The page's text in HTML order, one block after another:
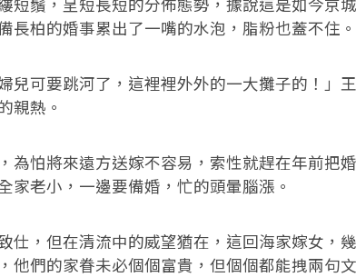
短鬚，呈短長短的分佈態勢，據說這是如今京
長柏的婚事累出了一嘴的水泡，脂粉也蓋不住。
可要跳河了，這裡裡外外的一大攤子的！」
親熱。
怕將來遠方送嫁不容易，索性就趕在年前把
家老小，一邊要備婚，忙的頭暈腦漲。
，但在清流中的威望猶在，這回海家嫁女，
他們的家眷未必個個富貴，但個個都能拽兩句文